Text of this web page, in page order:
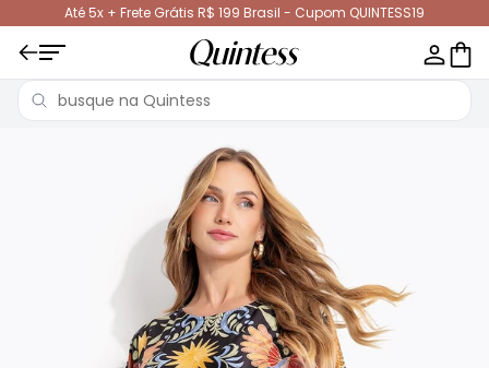
Até 5x + Frete Grátis R$ 199 Brasil - Cupom QUINTESS19